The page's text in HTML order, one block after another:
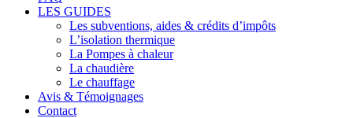
LES GUIDES
Les subventions, aides & crédits d’impôts
L’isolation thermique
La Pompes à chaleur
La chaudière
Le chauffage
Avis & Témoignages
Contact